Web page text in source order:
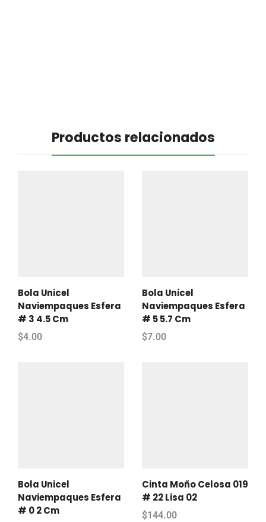
Productos relacionados
Bola Unicel
Naviempaques Esfera
# 3 4.5 Cm
$4.00
Bola Unicel
Naviempaques Esfera
# 5 5.7 Cm
$7.00
Bola Unicel
Naviempaques Esfera
# 0 2 Cm
Cinta Moño Celosa 019
# 22 Lisa 02
$144.00